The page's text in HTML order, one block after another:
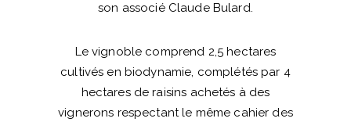
son associé Claude Bulard.
Le vignoble comprend 2,5 hectares
cultivés en biodynamie, complétés par 4
hectares de raisins achetés à des
vignerons respectant le même cahier des